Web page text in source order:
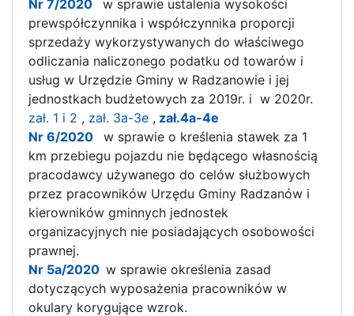
Nr 7/2020
w sprawie ustalenia wysokości
prewspółczynnika i współczynnika proporcji
sprzedaży wykorzystywanych do właściwego
odliczania naliczonego podatku od towarów i
usług w Urzędzie Gminy w Radzanowie i jej
jednostkach budżetowych za 2019r. i w 2020r.
zał. 1 i 2 , zał. 3a-3e , zał.4a-4e
Nr 6/2020
w sprawie o kreślenia stawek za 1
km przebiegu pojazdu nie będącego własnością
pracodawcy używanego do celów służbowych
przez pracowników Urzędu Gminy Radzanów i
kierowników gminnych jednostek
organizacyjnych nie posiadających osobowości
prawnej.
Nr 5a/2020 w sprawie określenia zasad
dotyczących wyposażenia pracowników w
okulary korygujące wzrok.